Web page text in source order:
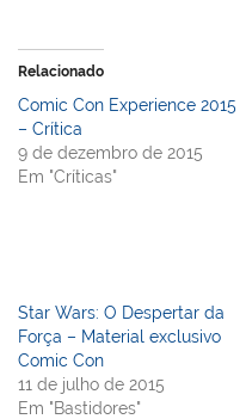
Relacionado
Comic Con Experience 2015
– Crítica
9 de dezembro de 2015
Em "Críticas"
Star Wars: O Despertar da
Força – Material exclusivo
Comic Con
11 de julho de 2015
Em "Bastidores"